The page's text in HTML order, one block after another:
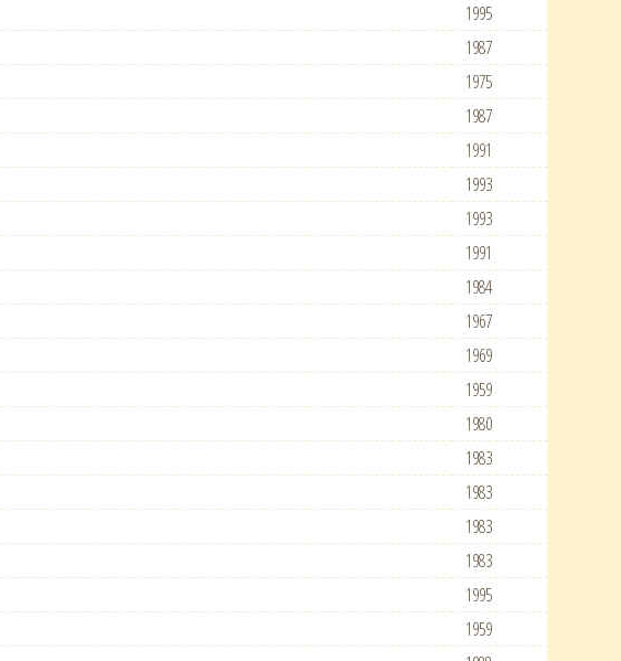
1995
1987
1975
1987
1991
1993
1993
1991
1984
1967
1969
1959
1980
1983
1983
1983
1983
1995
1959